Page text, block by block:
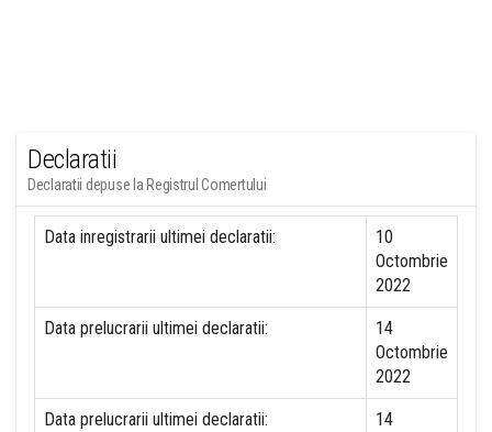
Declaratii
Declaratii depuse la Registrul Comertului
Data inregistrarii ultimei declaratii:
10
Octombrie
2022
Data prelucrarii ultimei declaratii:
14
Octombrie
2022
Data prelucrarii ultimei declaratii:
14